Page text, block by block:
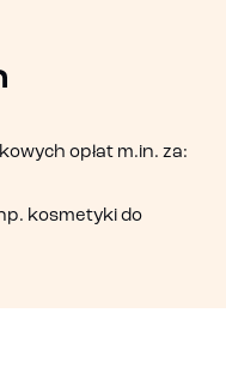
opłat m.in. za:
kosmetyki do